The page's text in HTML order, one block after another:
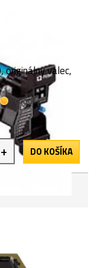
originálny valec,
1 bod
+ DO KOŠÍKA